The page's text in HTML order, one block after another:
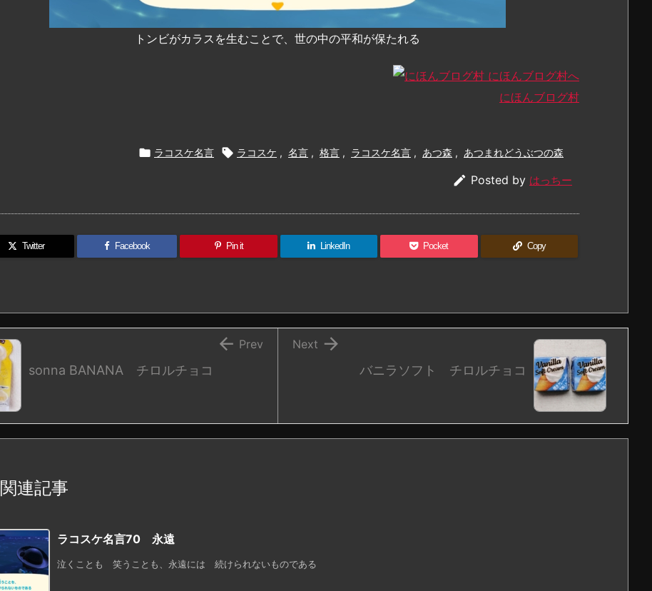
トンビがカラスを生むことで、世の中の平和が保たれる
にほんブログ村
 ラコスケ名言  ラコスケ , 名言 , 格言 , ラコスケ名言 , あつ森 , あつまれどうぶつの森
 Posted by はっちー
Twitter Facebook Pin it LinkedIn Pocket Copy
バニラソフト チロルチョコ

Next
sonna BANANA チロルチョコ
 Prev
関連記事
ラコスケ名言70 永遠
泣くことも 笑うことも、永遠には 続けられないものである